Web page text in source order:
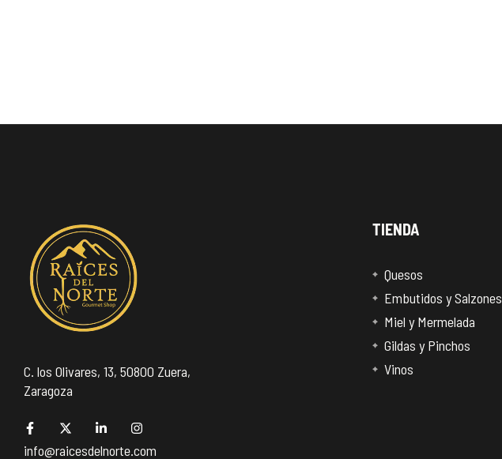
C. los Olivares, 13, 50800 Zuera,
Zaragoza
info@raicesdelnorte.com
TIENDA
Quesos
Embutidos y Salzones
Miel y Mermelada
Gildas y Pinchos
Vinos